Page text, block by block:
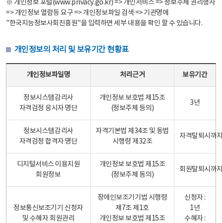
※ 개인정보 포털(www.privacy.go.kr) => 개인서비스 => 정보주체 권리행사
=> 개인정보 열람등 요구 => 개인정보파일 검색 => 기관명에
"한국지능정보사회진흥원"을 입력하면 세부 내용을 확인 할 수 있습니다.
개인정보의 처리 및 보유기간 현황표
개인정보파일명 처리근거 보유기간
정보시스템감리사
자격검정 응시자 명단
개인정보 보호법 제15조
(정보주체 등의)
3년
정보시스템감리사
자격검정 합격자 명단
자격기본법 제34조 및 동법
시행령 제32조
자격탈퇴시까
디지털서비스 이용지원
회원정보
개인정보 보호법 제15조
(정보주체 동의)
회원탈퇴시까
정보통신보조기기 신청자
및 수혜자 회원관리
장애인보조기기법 시행령
제7조 제1호
개인정보 보호법 제15조
신청자 :
1년
수혜자 :